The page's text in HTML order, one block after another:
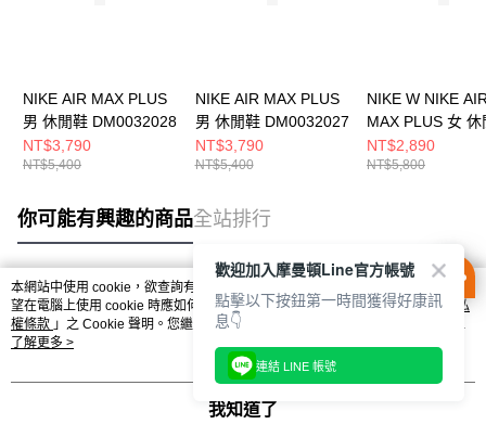
NIKE AIR MAX PLUS
男 休閒鞋 DM0032028
NT$3,790
NT$5,400
NIKE AIR MAX PLUS
男 休閒鞋 DM0032027
NT$3,790
NT$5,400
NIKE W NIKE
MAX PLUS 女 休
FZ4342001
NT$2,890
NT$5,800
你可能有興趣的商品全站排行
熱門標籤
本網站中使用 cookie，欲查詢有關本網站使用 cookie 方式之詳情，及若您不希
望在電腦上使用 cookie 時應如何變更電腦的 cookie 設定，請參閱本網站「
隱私
權條款 」之 Cookie 聲明。您繼續使用本網站即表示您同意本公司得按本網站使
用條款之 Cookie 聲明使用 cookie。
了解更多 >
我知道了
歡迎加入摩曼頓Line官方帳號
點擊以下按鈕第一時間獲得好康訊
息👇
連結 LINE 帳號